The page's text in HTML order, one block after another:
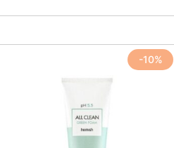
-10%